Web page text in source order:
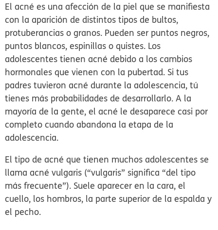
El acné es una afección de la piel que se manifiesta
con la aparición de distintos tipos de bultos,
protuberancias o granos. Pueden ser puntos negros,
puntos blancos, espinillas o quistes. Los
adolescentes tienen acné debido a los cambios
hormonales que vienen con la pubertad. Si tus
padres tuvieron acné durante la adolescencia, tú
tienes más probabilidades de desarrollarlo. A la
mayoría de la gente, el acné le desaparece casi por
completo cuando abandona la etapa de la
adolescencia.
El tipo de acné que tienen muchos adolescentes se
llamaacné vulgaris (“vulgaris” significa “del tipo
más frecuente”). Suele aparecer en la cara, el
cuello, los hombros, la parte superior de la espalda y
el pecho.